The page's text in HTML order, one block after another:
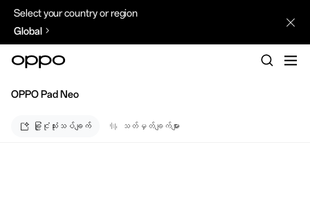
Select your country or region
Global
OPPO Pad Neo
ခြုံငုံသုံးသပ်ချက် သတ်မှတ်ချက်များ